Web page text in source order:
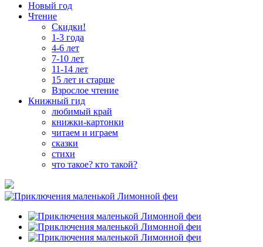
Новый год
Чтение
Скидки!
1-3 года
4-6 лет
7-10 лет
11-14 лет
15 лет и старше
Взрослое чтение
Книжный гид
любимый край
книжки-картонки
читаем и играем
сказки
стихи
что такое? кто такой?